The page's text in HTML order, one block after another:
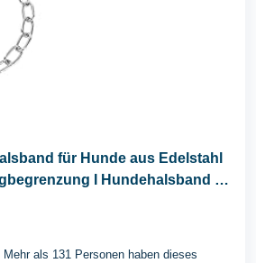
für Hunde aus Edelstahl
I Hundehalsband m
Mehr als 131 Personen haben dieses